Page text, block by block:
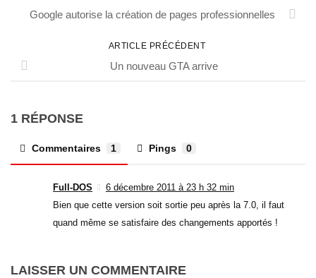
Google autorise la création de pages professionnelles
ARTICLE PRÉCÉDENT
Un nouveau GTA arrive
1 RÉPONSE
Commentaires 1 Pings 0
Full-DOS
6 décembre 2011 à 23 h 32 min
Bien que cette version soit sortie peu après la 7.0, il faut
quand même se satisfaire des changements apportés !
LAISSER UN COMMENTAIRE